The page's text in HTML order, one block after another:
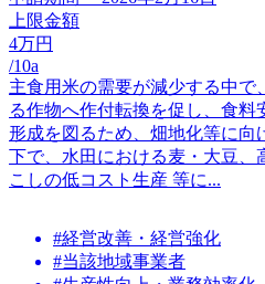
上限金額
4万円
/10a
主食用米の需要が減少する中で
る作物へ作付転換を促し、食
形成を図るため、畑地化等に向
下で、水田における麦・大豆、
こしの低コスト生産 等に...
#経営改善・経営強化
#当該地域事業者